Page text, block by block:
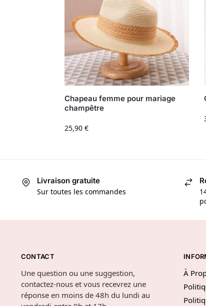
Chapeau femme pour mariage
champêtre
25,90 €
Livraison gratuite
Sur toutes les commandes
CONTACT
Une question ou une suggestion,
contactez-nous et vous recevrez une
réponse en moins de 48h du lundi au
À